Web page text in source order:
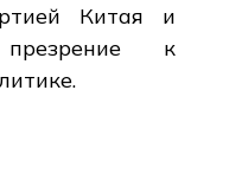
Китая и
презрение к